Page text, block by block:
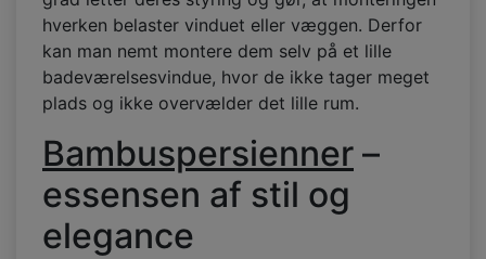
hverken belaster vinduet eller væggen. Derfor
kan man nemt montere dem selv på et lille
badeværelsesvindue, hvor de ikke tager meget
plads og ikke overvælder det lille rum.
Bambuspersienner –
essensen af stil og
elegance